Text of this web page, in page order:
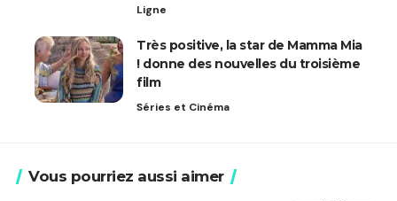
Ligne
Très positive, la star de Mamma Mia
! donne des nouvelles du troisième
film
Séries et Cinéma
Vous pourriez aussi aimer